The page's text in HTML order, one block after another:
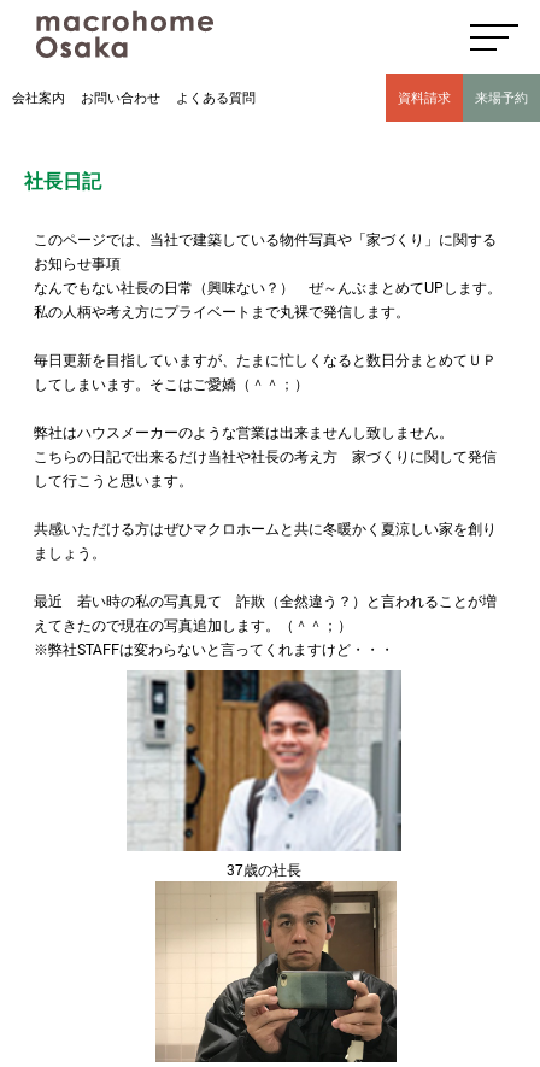
高気密高断熱住宅のマクロホーム大阪の社長日記(豊中市 モデルハウス有)
会社案内 お問い合わせ よくある質問 資料請求 来場予約
社長日記
このページでは、当社で建築している物件写真や「家づくり」に関する
お知らせ事項
なんでもない社長の日常（興味ない？） ぜ～んぶまとめてUPします。
私の人柄や考え方にプライベートまで丸裸で発信します。
毎日更新を目指していますが、たまに忙しくなると数日分まとめてＵＰ
してしまいます。そこはご愛嬌（＾＾；）
弊社はハウスメーカーのような営業は出来ませんし致しません。
こちらの日記で出来るだけ当社や社長の考え方 家づくりに関して発信
して行こうと思います。
共感いただける方はぜひマクロホームと共に冬暖かく夏涼しい家を創り
ましょう。
最近 若い時の私の写真見て 詐欺（全然違う？）と言われることが増
えてきたので現在の写真追加します。（＾＾；）
※弊社STAFFは変わらないと言ってくれますけど・・・
37歳の社長